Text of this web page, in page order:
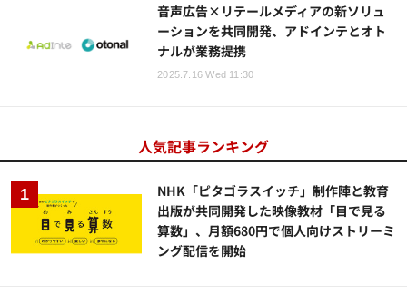
音声広告×リテールメディアの新ソリュ
ーションを共同開発、アドインテとオト
ナルが業務提携
2025.7.16 Wed 11:30
人気記事ランキング
NHK「ピタゴラスイッチ」制作陣と教育
出版が共同開発した映像教材「目で見る
算数」、月額680円で個人向けストリーミ
ング配信を開始